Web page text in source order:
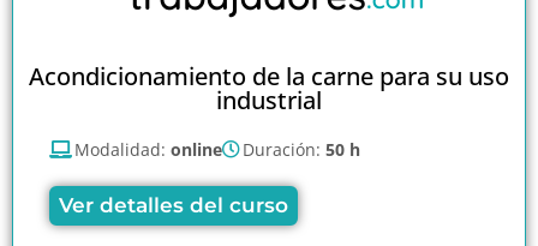
Acondicionamiento de la carne para su uso
industrial
Modalidad: online Duración: 50 h
Ver detalles del curso